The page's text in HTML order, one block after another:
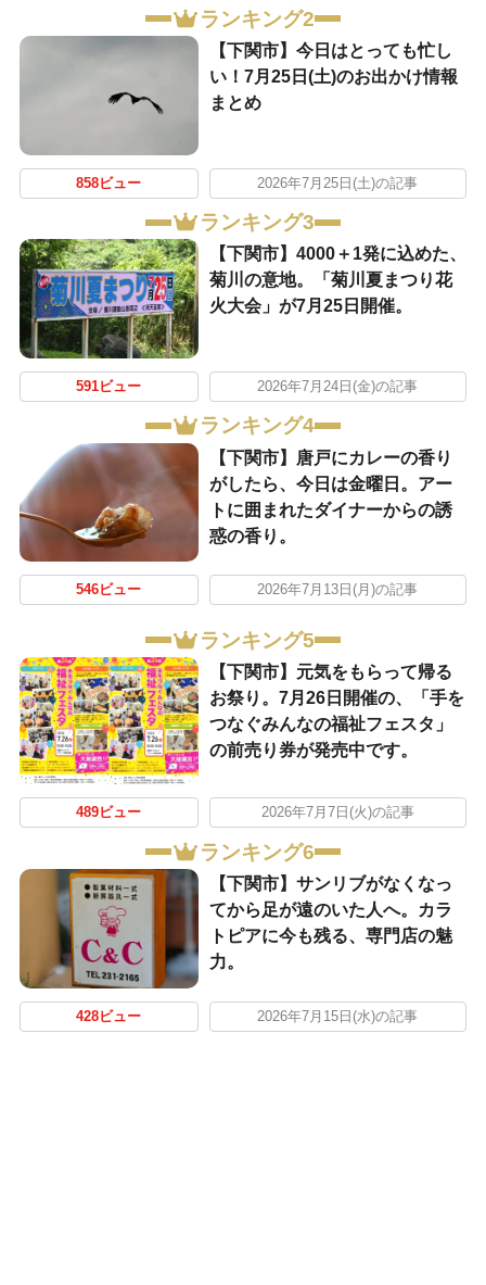
ランキング2
【下関市】今日はとっても忙し
い！7月25日(土)のお出かけ情報
まとめ
858ビュー 2026年7月25日(土)の記事
ランキング3
【下関市】4000＋1発に込めた、
菊川の意地。「菊川夏まつり花
火大会」が7月25日開催。
591ビュー 2026年7月24日(金)の記事
ランキング4
【下関市】唐戸にカレーの香り
がしたら、今日は金曜日。アー
トに囲まれたダイナーからの誘
惑の香り。
546ビュー 2026年7月13日(月)の記事
ランキング5
【下関市】元気をもらって帰る
お祭り。7月26日開催の、「手を
つなぐみんなの福祉フェスタ」
の前売り券が発売中です。
489ビュー 2026年7月7日(火)の記事
ランキング6
【下関市】サンリブがなくなっ
てから足が遠のいた人へ。カラ
トピアに今も残る、専門店の魅
力。
428ビュー 2026年7月15日(水)の記事